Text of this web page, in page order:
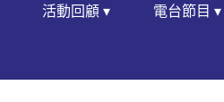
活動回顧 ▾ 電台節目 ▾